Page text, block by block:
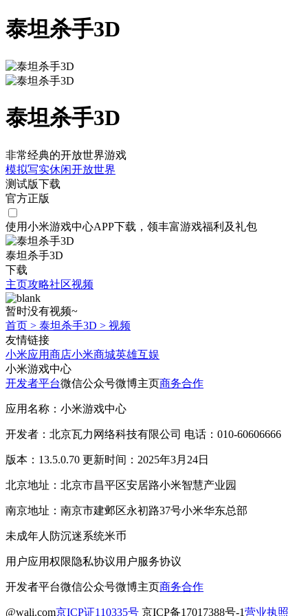
泰坦杀手3D
泰坦杀手3D
非常经典的开放世界游戏
模拟写实休闲开放世界
测试版下载
官方正版
使用小米游戏中心APP下载 ，领丰富游戏福利 及礼包
泰坦杀手3D
下载
主页攻略社区视频
暂时没有视频~
首页 > 泰坦杀手3D > 视频
友情链接
小米应用商店小米商城英雄互娱
小米游戏中心
开发者平台微信公众号微博主页商务合作
应用名称：小米游戏中心
开发者：北京瓦力网络科技有限公司 电话：010-60606666
版本：13.5.0.70 更新时间：2025年3月24日
北京地址：北京市昌平区安居路小米智慧产业园
南京地址：南京市建邺区永初路37号小米华东总部
未成年人防沉迷系统米币
用户应用权限隐私协议用户服务协议
开发者平台微信公众号微博主页商务合作
@wali.com京ICP证110335号 京ICP备17017388号-1营业执照